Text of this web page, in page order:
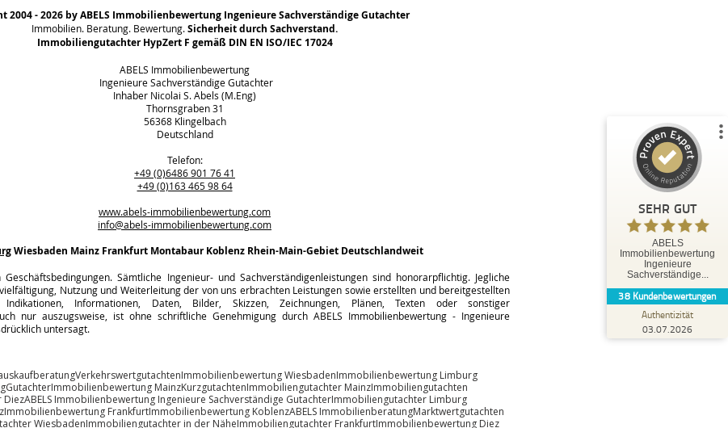
2004 - 2026 by ABELS Immobilienbewertung Ingenieure Sachverständige Gutachter
Immobilien. Beratung. Bewertung.Sicherheit durch Sachverstand.
Immobiliengutachter HypZert F gemäß DIN EN ISO/IEC 17024
ABELS Immobilienbewertung
Ingenieure Sachverständige Gutachter
Inhaber Nicolai S. Abels (M.Eng)
Thornsgraben 31
56368 Klingelbach
Deutschland
Telefon:
+49 (0)6486 901 76 41
+49 (0)163 465 98 64
www.abels-immobilienbewertung.com
info@abels-immobilienbewertung.com
Wiesbaden Mainz Frankfurt Montabaur Koblenz Rhein-Main-Gebiet Deutschlandweit
Sämtliche Ingenieur- und Sachverständigenleistungen sind honorarpflichtig. Jegliche
Nutzung und Weiterleitung der von uns erbrachten Leistungen sowie erstellten und bereitgestellten
Indikationen, Informationen, Daten, Bilder, Skizzen, Zeichnungen, Plänen, Texten oder sonstiger
nur auszugsweise, ist ohne schriftliche Genehmigung durch ABELS Immobilienbewertung - Ingenieure
untersagt.
VerkehrswertgutachtenImmobilienbewertung WiesbadenImmobilienbewertung Limburg
GutachterImmobilienbewertung MainzKurzgutachtenImmobiliengutachter MainzImmobiliengutachten
DiezABELS Immobilienbewertung Ingenieure Sachverständige GutachterImmobiliengutachter Limburg
Immobilienbewertung FrankfurtImmobilienbewertung KoblenzABELS ImmobilienberatungMarktwertgutachten
WiesbadenImmobiliengutachter in der NäheImmobiliengutachter FrankfurtImmobilienbewertung Diez
SEHR GUT
ABELS
Immobilienbewertung
Ingenieure
Sachverständige...
38 Kundenbewertungen
Authentizität
03.07.2026
3
Bewertungen auf
ProvenExpert.com
Blick aufs ProvenExpert-Profil werfen
Tobias O.
5,00
bestens betreut. Die Leistungen von Herrn
Abels können wir ausdr...